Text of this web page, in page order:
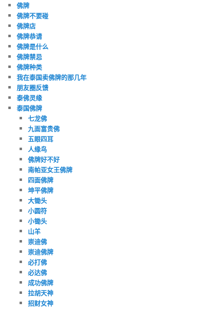
佛牌
佛牌不要碰
佛牌店
佛牌恭请
佛牌是什么
佛牌禁忌
佛牌种类
我在泰国卖佛牌的那几年
朋友圈反馈
泰佛灵缘
泰国佛牌
七龙佛
九面富贵佛
五眼四耳
人缘鸟
佛牌好不好
南帕亚女王佛牌
四面佛牌
坤平佛牌
大锄头
小圆符
小锄头
山羊
崇迪佛
崇迪佛牌
必打佛
必达佛
成功佛牌
拉胡天神
招财女神